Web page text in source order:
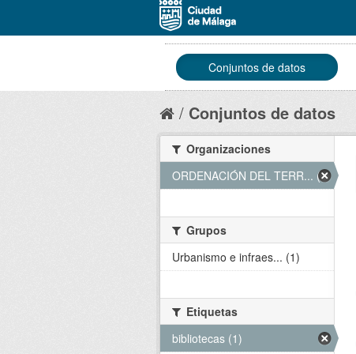
Conjuntos de datos
Conjuntos de datos
Organizaciones
ORDENACIÓN DEL TERR... (1)
Grupos
Urbanismo e infraes... (1)
Etiquetas
bibliotecas (1)